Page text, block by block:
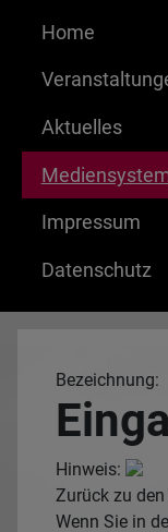
Home
Aktuelles
Impressum
Datenschutz
Bezeichnung:
Hinweis:
Zurück zu
Wenn Sie in